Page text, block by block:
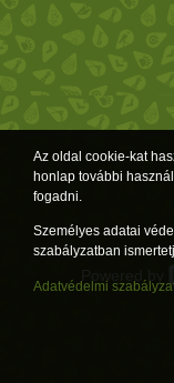
Az oldal cookie-kat
honlap további
fogadni.
Személyes adatai
szabályzatban
Adatvédelmi